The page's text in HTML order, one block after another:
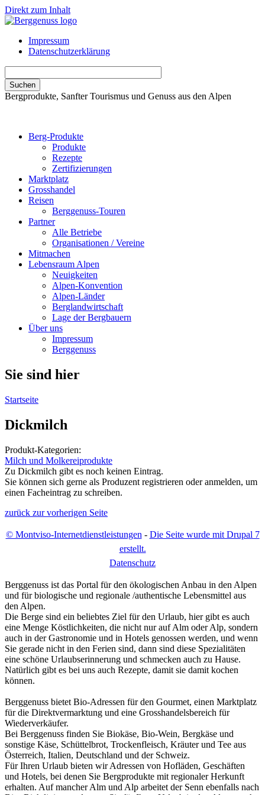
Direkt zum Inhalt
Impressum
Datenschutzerklärung
Bergprodukte, Sanfter Tourismus und Genuss aus den Alpen
Berg-Produkte
Produkte
Rezepte
Zertifizierungen
Marktplatz
Grosshandel
Reisen
Berggenuss-Touren
Partner
Alle Betriebe
Organisationen / Vereine
Mitmachen
Lebensraum Alpen
Neuigkeiten
Alpen-Konvention
Alpen-Länder
Berglandwirtschaft
Lage der Bergbauern
Über uns
Impressum
Berggenuss
Sie sind hier
Startseite
Dickmilch
Produkt-Kategorien:
Milch und Molkereiprodukte
Zu Dickmilch gibt es noch keinen Eintrag.
Sie können sich gerne als Produzent registrieren oder anmelden, um
einen Facheintrag zu schreiben.
zurück zur vorherigen Seite
© Montviso-Internetdienstleistungen - Die Seite wurde mit Drupal 7
erstellt.
Datenschutz
Berggenuss ist das Portal für den ökologischen Anbau in den Alpen
und für biologische und regionale /authentische Lebensmittel aus
den Alpen.
Die Berge sind ein beliebtes Ziel für den Urlaub, hier gibt es auch
eine Menge Köstlichkeiten, die nicht nur auf Alm oder Alp, sondern
auch in der Gastronomie und in Hotels genossen werden, und wenn
Sie gerade nicht in den Ferien sind, dann sind diese Spezialitäten
eine schöne Urlaubserinnerung und schmecken auch zu Hause.
Natürlich gibt es bei uns auch Rezepte, damit sie damit kochen
können.
Berggenuss bietet Bio-Adressen für den Gourmet, einen Marktplatz
für die Direktvermarktung und eine Grosshandelsbereich für
Wiederverkäufer.
Bei Berggenuss finden Sie Biokäse, Bio-Wein, Bergkäse und
sonstige Käse, Schüttelbrot, Trockenfleisch, Kräuter und Tee aus
Österreich, Italien, Deutschland und der Schweiz.
Für Ihren Urlaub bieten wir Adressen von Hofläden, Geschäften
und Hotels, bei denen Sie Bergprodukte mit regionaler Herkunft
erhalten. Auf mancher Alm und Alp arbeitet der Senn ebenfalls nach